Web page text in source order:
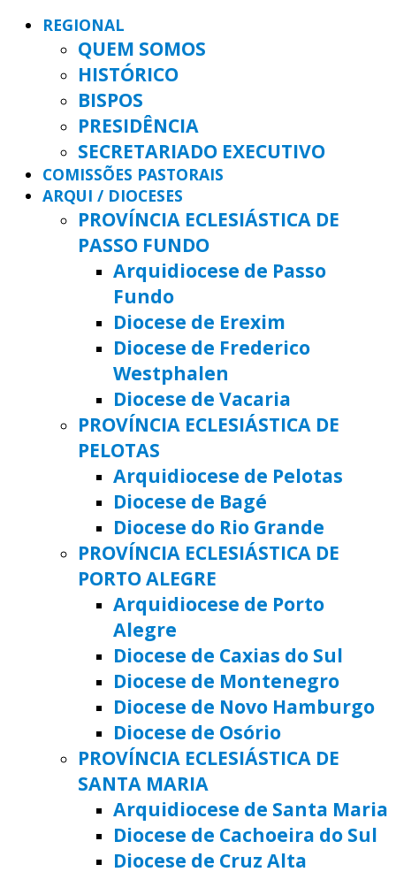
REGIONAL
QUEM SOMOS
HISTÓRICO
BISPOS
PRESIDÊNCIA
SECRETARIADO EXECUTIVO
COMISSÕES PASTORAIS
ARQUI / DIOCESES
PROVÍNCIA ECLESIÁSTICA DE
PASSO FUNDO
Arquidiocese de Passo
Fundo
Diocese de Erexim
Diocese de Frederico
Westphalen
Diocese de Vacaria
PROVÍNCIA ECLESIÁSTICA DE
PELOTAS
Arquidiocese de Pelotas
Diocese de Bagé
Diocese do Rio Grande
PROVÍNCIA ECLESIÁSTICA DE
PORTO ALEGRE
Arquidiocese de Porto
Alegre
Diocese de Caxias do Sul
Diocese de Montenegro
Diocese de Novo Hamburgo
Diocese de Osório
PROVÍNCIA ECLESIÁSTICA DE
SANTA MARIA
Arquidiocese de Santa Maria
Diocese de Cachoeira do Sul
Diocese de Cruz Alta